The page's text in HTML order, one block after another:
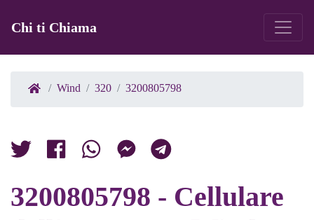
Chi ti Chiama
Wind 320 3200805798
3200805798 - Cellulare